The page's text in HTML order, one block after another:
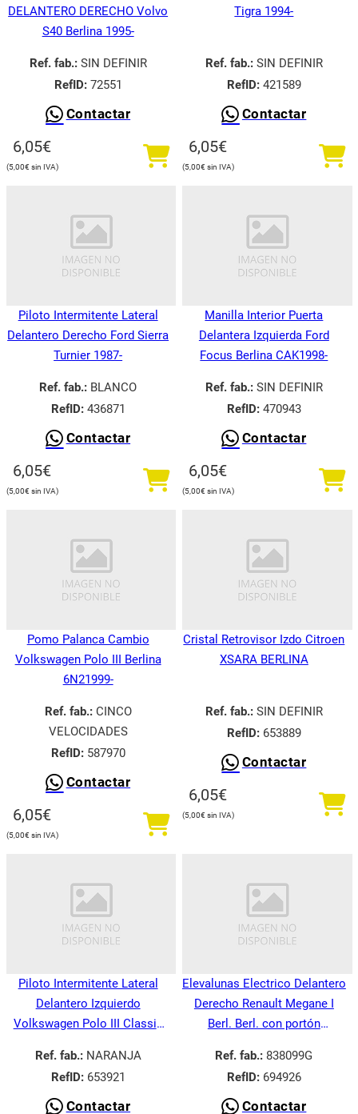
DELANTERO DERECHO Volvo
S40 Berlina 1995-
Ref. fab.:SIN DEFINIR
RefID:72551
Contactar
6,05€
5,00€
Tigra 1994-
Ref. fab.:SIN DEFINIR
RefID:421589
Contactar
6,05€
5,00€
Piloto Intermitente Lateral
Delantero Derecho Ford Sierra
Turnier 1987-
Ref. fab.: BLANCO
RefID:436871
Contactar
6,05€
5,00€
Manilla Interior Puerta
Delantera Izquierda Ford
Focus Berlina CAK1998-
Ref. fab.:SIN DEFINIR
RefID:470943
Contactar
6,05€
5,00€
Pomo Palanca Cambio
Volkswagen Polo III Berlina
6N21999-
Ref. fab.:CINCO
VELOCIDADES
RefID:587970
Contactar
6,05€
5,00€
Cristal Retrovisor Izdo Citroen
XSARA BERLINA
Ref. fab.:SIN DEFINIR
RefID:653889
Contactar
6,05€
5,00€
Piloto Intermitente Lateral
Delantero Izquierdo
Volkswagen Polo III Classic
Ref. fab.:NARANJA
RefID:653921
Contactar
Elevalunas Electrico Delantero
Derecho Renault Megane I
Berl. Berl. con portón
Ref. fab.: 838099G
RefID:694926
Contactar